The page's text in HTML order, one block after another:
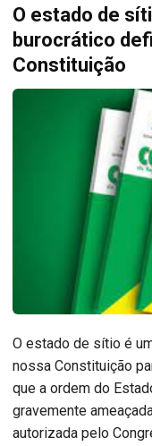
O estado de
burocrático
Constituição
O estado de sítio é
nossa Constituição
que a ordem do
gravemente
autorizada pelo